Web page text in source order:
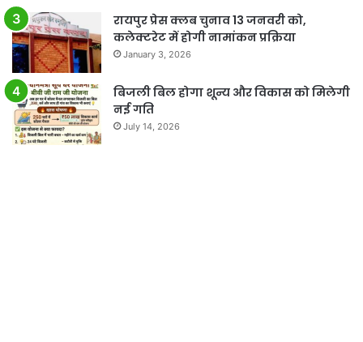
रायपुर प्रेस क्लब चुनाव 13 जनवरी को,
कलेक्टरेट में होगी नामांकन प्रक्रिया
January 3, 2026
बिजली बिल होगा शून्य और विकास को मिलेगी
नई गति
July 14, 2026